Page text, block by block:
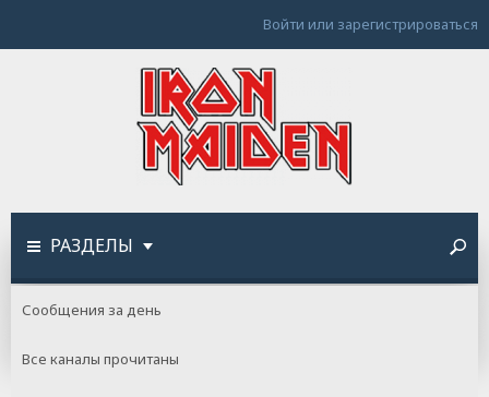
Войти или зарегистрироваться
РАЗДЕЛЫ
Сообщения за день
Все каналы прочитаны